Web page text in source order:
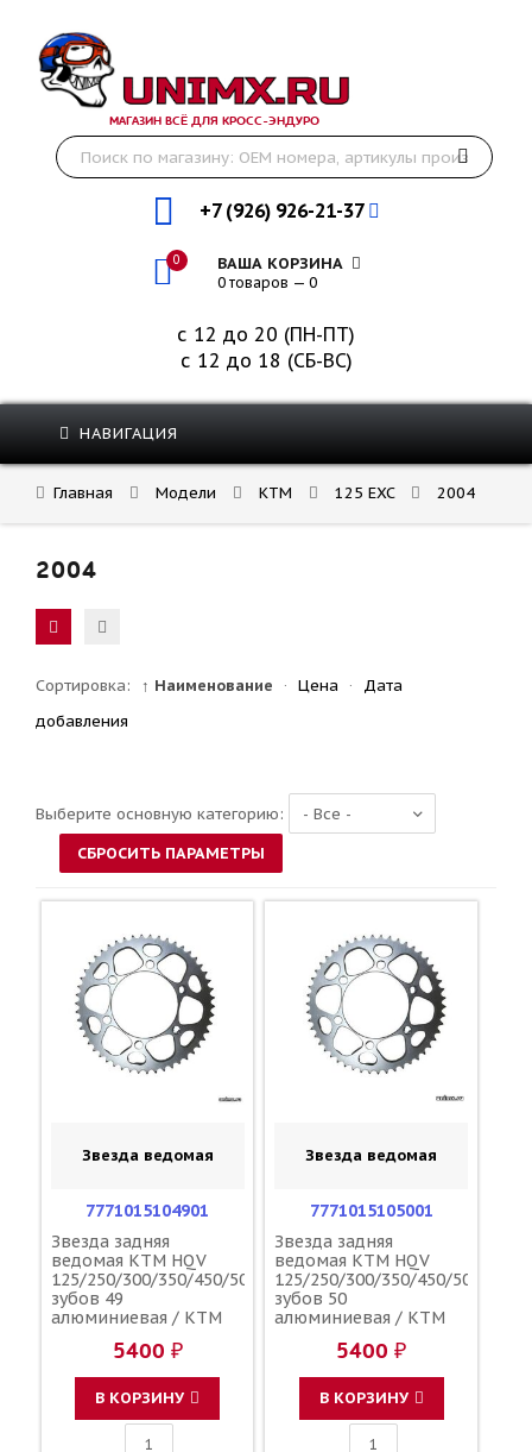
МАГАЗИН ВСЁ ДЛЯ КРОСС-ЭНДУРО
+7 (926) 926-21-37
0 ВАША КОРЗИНА
0 товаров — 0
с 12 до 20 (ПН-ПТ)
с 12 до 18 (СБ-ВС)
НАВИГАЦИЯ
Главная Модели KTM 125 EXC 2004
2004
Сортировка: ↑ Наименование · Цена ·
Дата
добавления
Выберите основную категорию:
Звезда ведомая
7771015104901
Звезда задняя
ведомая KTM HQV
125/250/300/350/450/500
зубов 49
алюминиевая / KTM
5400 ₽
В КОРЗИНУ
Звезда ведомая
7771015105001
Звезда задняя
ведомая KTM HQV
125/250/300/350/450/500
зубов 50
алюминиевая / KTM
5400 ₽
В КОРЗИНУ